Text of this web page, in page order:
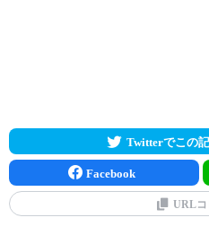
Twitterでこの
Facebook
URLコ